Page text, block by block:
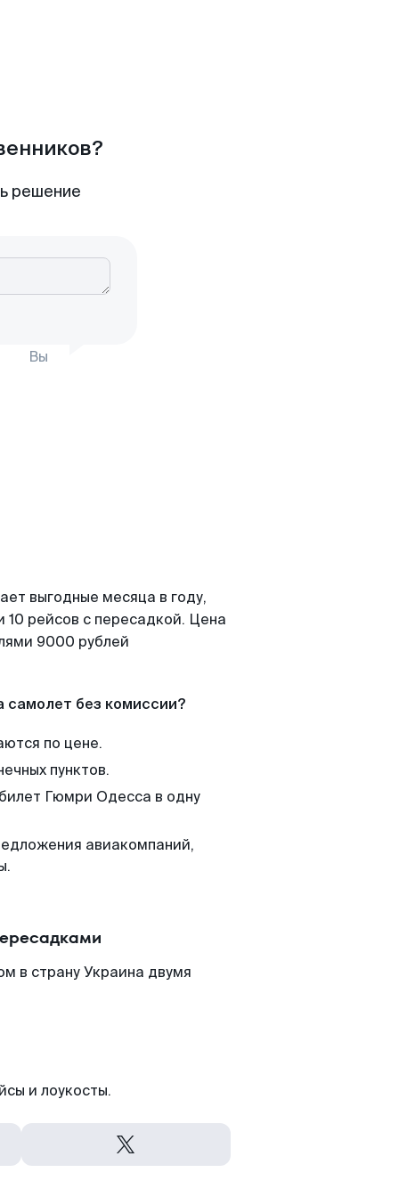
решение
Вы
выгодные месяца в году,
рейсов с пересадкой. Цена
9000 рублей
самолет без комиссии?
по цене.
пунктов.
Гюмри Одесса в одну
авиакомпаний,
в страну Украина двумя
и лоукосты.